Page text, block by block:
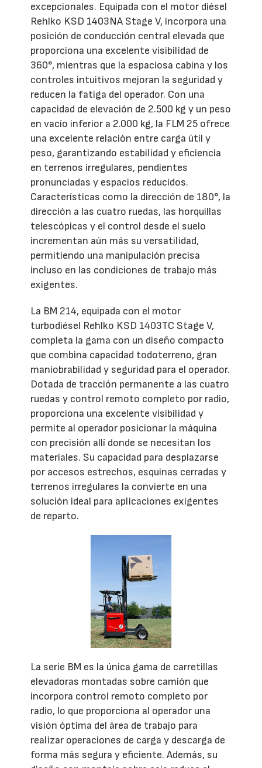
excepcionales. Equipada con el motor diésel
Rehlko KSD 1403NA Stage V, incorpora una
posición de conducción central elevada que
proporciona una excelente visibilidad de
360°, mientras que la espaciosa cabina y los
controles intuitivos mejoran la seguridad y
reducen la fatiga del operador. Con una
capacidad de elevación de 2.500 kg y un peso
en vacío inferior a 2.000 kg, la FLM 25 ofrece
una excelente relación entre carga útil y
peso, garantizando estabilidad y eficiencia
en terrenos irregulares, pendientes
pronunciadas y espacios reducidos.
Características como la dirección de 180°, la
dirección a las cuatro ruedas, las horquillas
telescópicas y el control desde el suelo
incrementan aún más su versatilidad,
permitiendo una manipulación precisa
incluso en las condiciones de trabajo más
exigentes.
La BM 214, equipada con el motor
turbodiésel Rehlko KSD 1403TC Stage V,
completa la gama con un diseño compacto
que combina capacidad todoterreno, gran
maniobrabilidad y seguridad para el operador.
Dotada de tracción permanente a las cuatro
ruedas y control remoto completo por radio,
proporciona una excelente visibilidad y
permite al operador posicionar la máquina
con precisión allí donde se necesitan los
materiales. Su capacidad para desplazarse
por accesos estrechos, esquinas cerradas y
terrenos irregulares la convierte en una
solución ideal para aplicaciones exigentes
de reparto.
La serie BM es la única gama de carretillas
elevadoras montadas sobre camión que
incorpora control remoto completo por
radio, lo que proporciona al operador una
visión óptima del área de trabajo para
realizar operaciones de carga y descarga de
forma más segura y eficiente. Además, su